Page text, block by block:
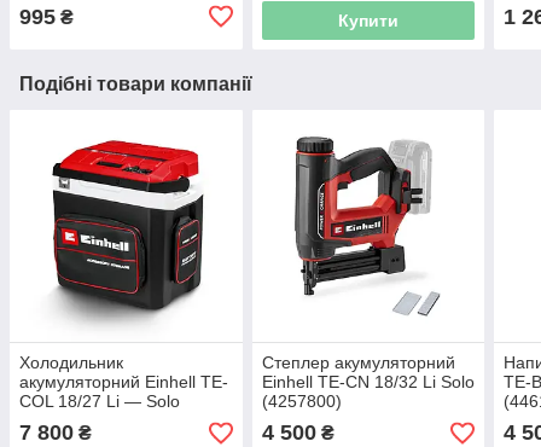
995 ₴ Купити 1
Подібні товари компанії
Холодильник
акумуляторний Einhell TE-
COL 18/27 Li — Solo
(2048420)
7 800 ₴
Степлер акумуляторний
Einhell TE-CN 18/32 Li Solo
(4257800)
4 500₴
TE-
4